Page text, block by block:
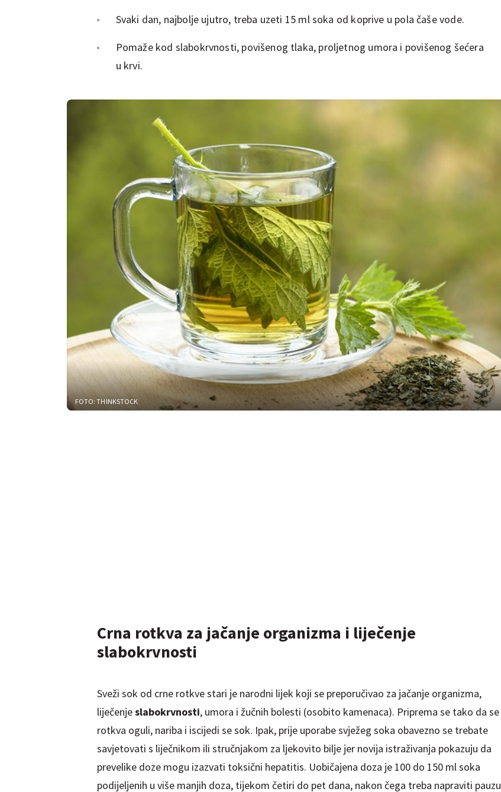
Svaki dan, najbolje ujutro, treba uzeti 15 ml soka od koprive u pola čaše vode.
Pomaže kod slabokrvnosti, povišenog tlaka, proljetnog umora i povišenog šećera
u krvi.
FOTO: THINKSTOCK
Crna rotkva za jačanje organizma i liječenje
slabokrvnosti
Sveži sok od crne rotkve stari je narodni lijek koji se preporučivao za jačanje organizma,
liječenjeslabokrvnosti, umora i žučnih bolesti (osobito kamenaca). Priprema se tako da se
rotkva oguli, nariba i iscijedi se sok. Ipak, prije uporabe svježeg soka obavezno se trebate
savjetovati s liječnikom ili stručnjakom za ljekovito bilje jer novija istraživanja pokazuju da
prevelike doze mogu izazvati toksični hepatitis. Uobičajena doza je 100 do 150 ml soka
podijeljenih u više manjih doza, tijekom četiri do pet dana, nakon čega treba napraviti pauzu